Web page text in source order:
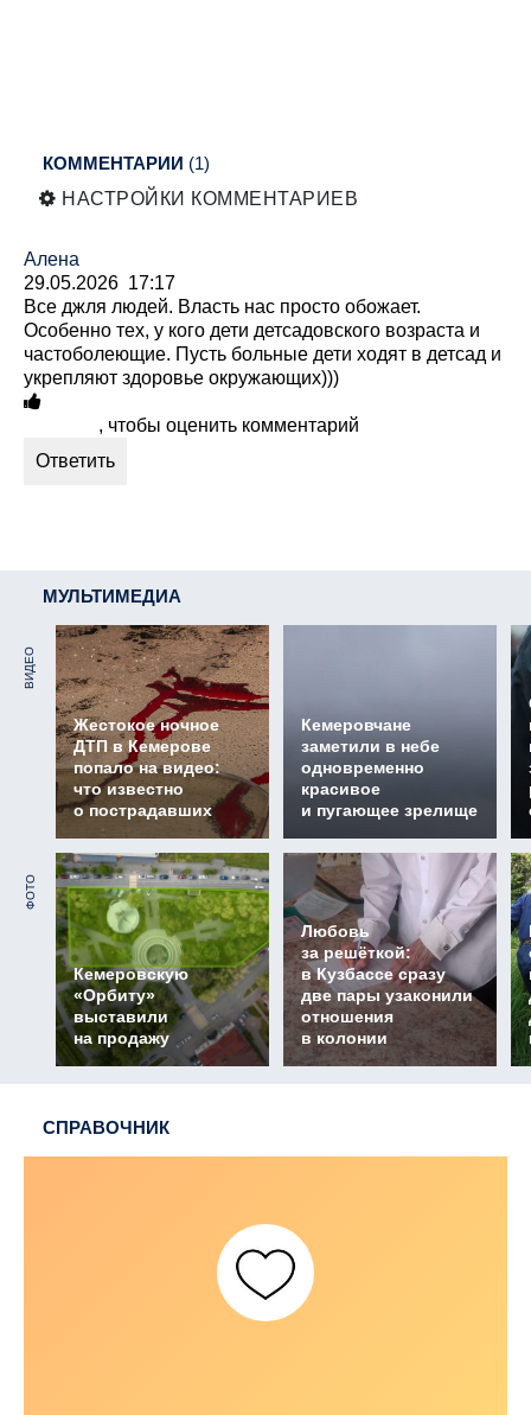
КОММЕНТАРИИ (1)
НАСТРОЙКИ КОММЕНТАРИЕВ
Алена
29.05.2026 17:17
Все джля людей. Власть нас просто обожает.
Особенно тех, у кого дети детсадовского возраста и
частоболеющие. Пусть больные дети ходят в детсад и
укрепляют здоровье окружающих)))
, чтобы оценить комментарий
МУЛЬТИМЕДИА
ВИДЕО
Жестокое ночное
ДТП в Кемерове
попало на видео:
что известно
о пострадавших
Кемеровчане
заметили в небе
одновременно
красивое
и пугающее зрелище
ФОТО
Кемеровскую
«Орбиту»
выставили
на продажу
Любовь
за решёткой:
в Кузбассе сразу
две пары узаконили
отношения
в колонии
СПРАВОЧНИК